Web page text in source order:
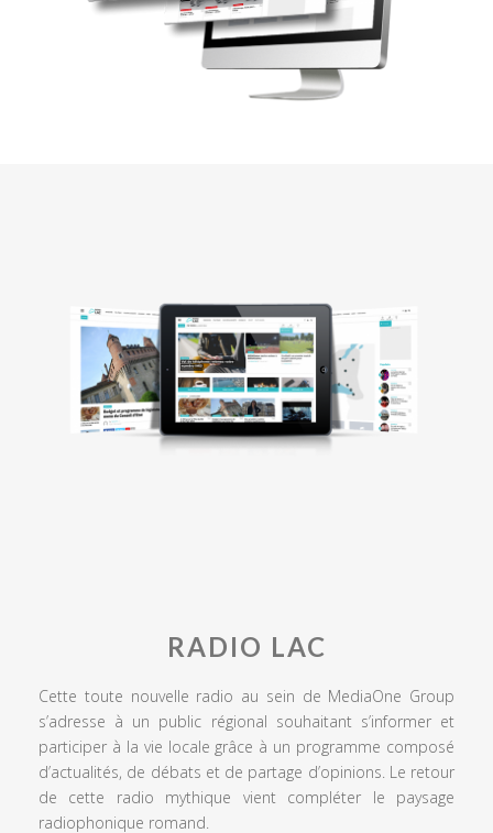
RADIO LAC
Cette toute nouvelle radio au sein de MediaOne Group
s’adresse à un public régional souhaitant s’informer et
participer à la vie locale grâce à un programme composé
d’actualités, de débats et de partage d’opinions. Le retour
de cette radio mythique vient compléter le paysage
radiophonique romand.